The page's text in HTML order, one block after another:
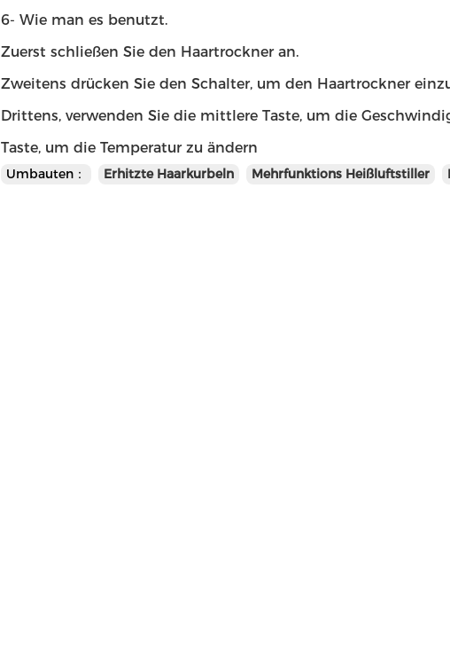
6- Wie man es benutzt.
Zuerst schließen Sie den Haartrockner an.
Zweitens drücken Sie den Schalter, um den Haartrockner
Drittens, verwenden Sie die mittlere Taste, um die
Taste, um die Temperatur zu ändern
Umbauten： Erhitzte Haarkurbeln Mehrfunktions Heißluftstiller